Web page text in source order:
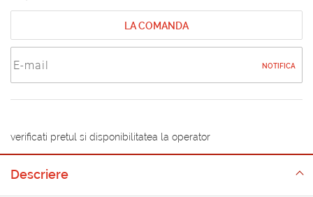
LA COMANDA
NOTIFICA
verificati pretul si disponibilitatea la operator
Descriere